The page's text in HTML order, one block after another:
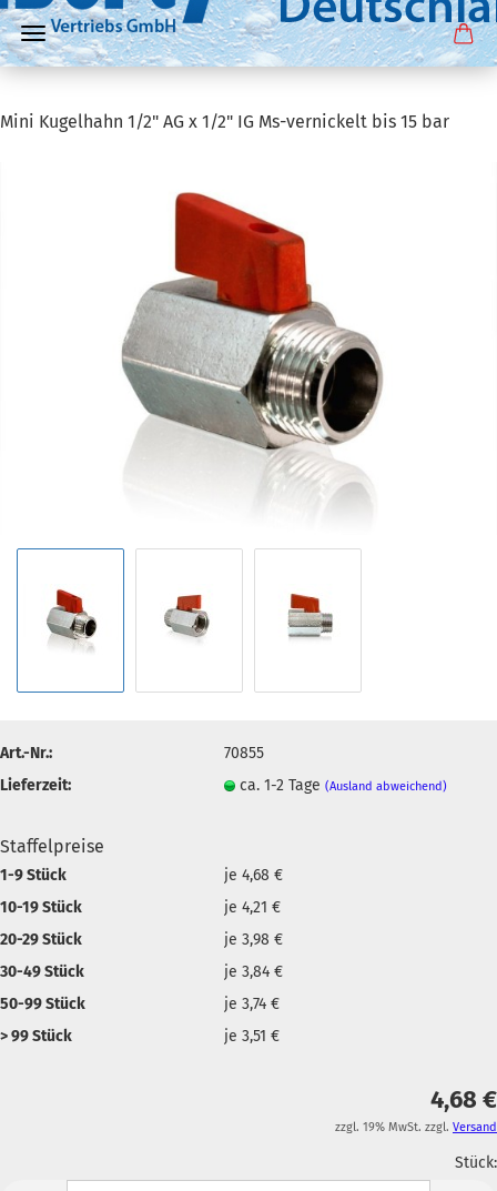
Mini Kugelhahn 1/2" AG x 1/2" IG Ms-vernickelt bis 15 bar
Art.-Nr.:
70855
Lieferzeit:
ca. 1-2 Tage (Ausland abweichend)
Staffelpreise
1-9 Stück
je 4,68 €
10-19 Stück
je 4,21 €
20-29 Stück
je 3,98 €
30-49 Stück
je 3,84 €
50-99 Stück
je 3,74 €
> 99 Stück
je 3,51 €
4,68 €
zzgl. 19% MwSt. zzgl. Versand
Stück: